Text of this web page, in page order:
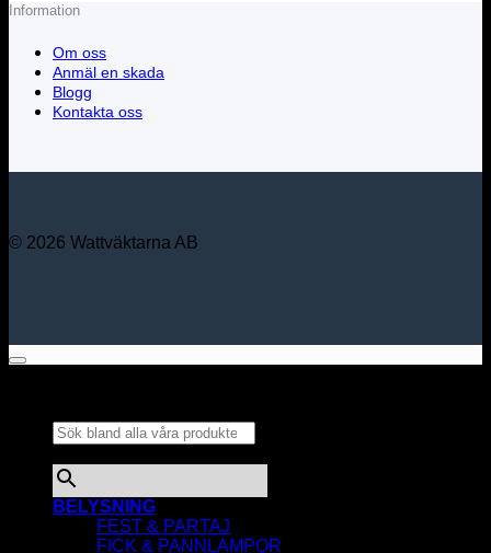
Information
Om oss
Anmäl en skada
Blogg
Kontakta oss
© 2026 Wattväktarna AB
BELYSNING
FEST & PARTAJ
FICK & PANNLAMPOR